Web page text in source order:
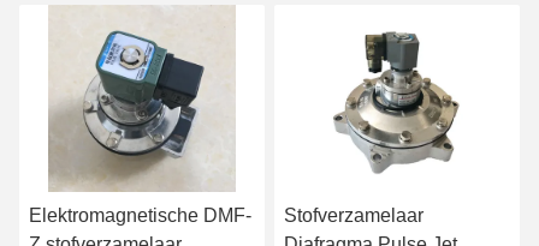
Elektromagnetische DMF-
Stofverzamelaar